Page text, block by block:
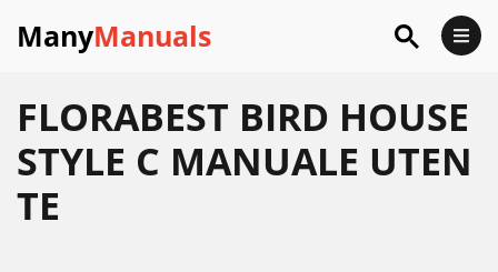
ManyManuals
FLORABEST BIRD HOUSE
STYLE C MANUALE UTEN
TE